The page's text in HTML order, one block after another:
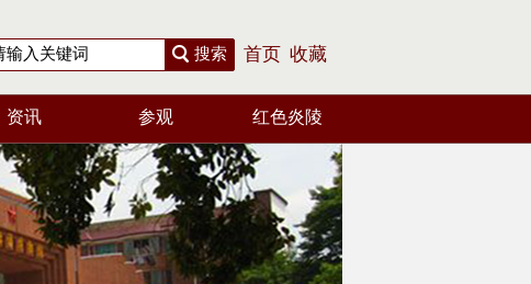
搜索 首页 收藏
资讯 参观 红色炎陵